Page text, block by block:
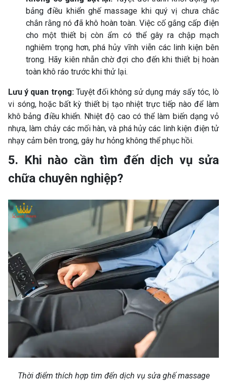
bảng điều khiển ghế massage khi quý vị chưa chắc
chắn rằng nó đã khô hoàn toàn. Việc cố gắng cấp điện
cho một thiết bị còn ẩm có thể gây ra chập mạch
nghiêm trọng hơn, phá hủy vĩnh viễn các linh kiện bên
trong. Hãy kiên nhẫn chờ đợi cho đến khi thiết bị hoàn
toàn khô ráo trước khi thử lại.
Lưu ý quan trọng:Tuyệt đối không sử dụng máy sấy tóc, lò
vi sóng, hoặc bất kỳ thiết bị tạo nhiệt trực tiếp nào để làm
khô bảng điều khiển. Nhiệt độ cao có thể làm biến dạng vỏ
nhựa, làm chảy các mối hàn, và phá hủy các linh kiện điện tử
nhạy cảm bên trong, gây hư hỏng không thể phục hồi.
5. Khi nào cần tìm đến dịch vụ sửa
chữa chuyên nghiệp?
Thời điểm thích hợp tìm đến dịch vụ sửa ghế massage